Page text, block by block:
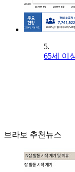
5.
65세 이
브라보 추천뉴스